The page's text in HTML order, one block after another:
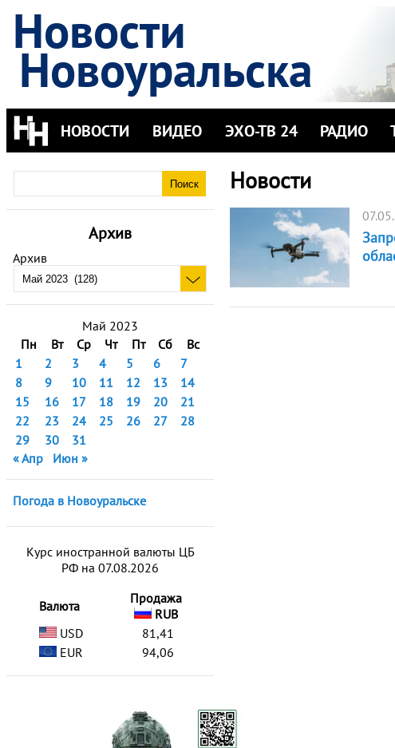
Новости
Новоуральска
НОВОСТИ ВИДЕО ЭХО-ТВ 24 РАДИО
Архив
Архив
Май 2023
Пн
Вт Ср Чт Пт Сб
Вс
1
2 3 4 5 6
7
8
9 10 11 12 13
14
15
16 17 18 19 20
21
22
23 24 25 26 27
28
29
30
31
« Апр
Июн »
Погода в Новоуральске
Курс иностранной валюты ЦБ
РФ на 07.08.2026
Валюта
Продажа
RUB
USD
81,41
EUR
94,06
Новости